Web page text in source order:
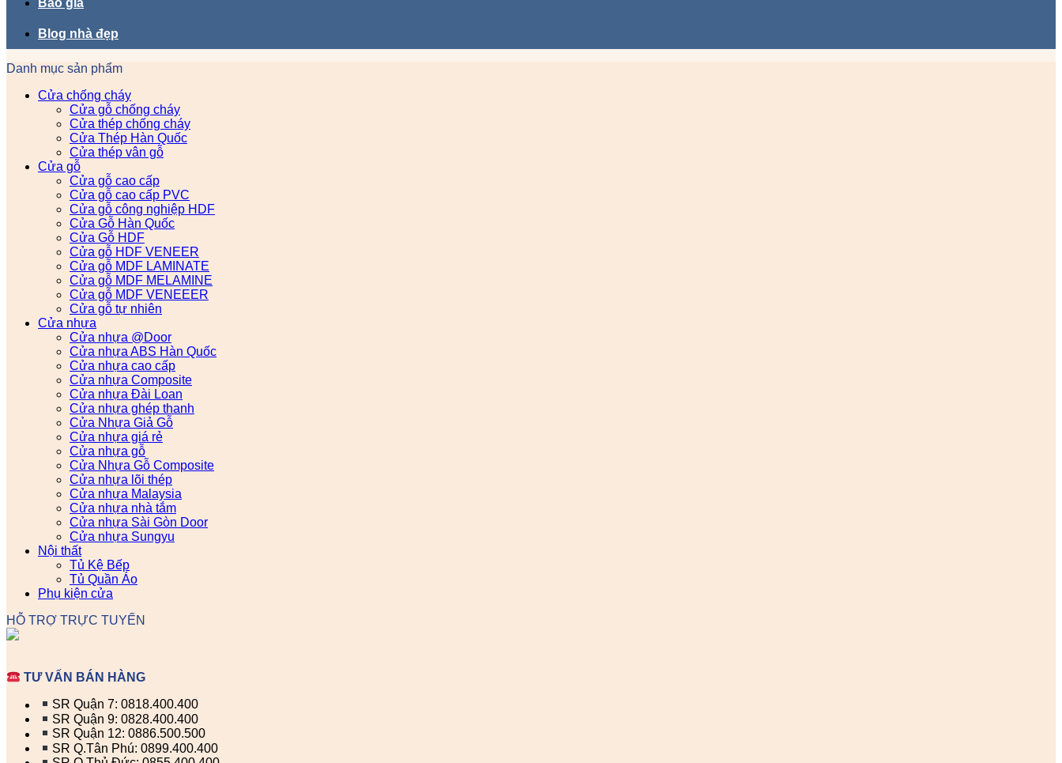
Báo giá
Blog nhà đẹp
Danh mục sản phẩm
Cửa chống cháy
Cửa gỗ chống cháy
Cửa thép chống cháy
Cửa Thép Hàn Quốc
Cửa thép vân gỗ
Cửa gỗ
Cửa gỗ cao cấp
Cửa gỗ cao cấp PVC
Cửa gỗ công nghiệp HDF
Cửa Gỗ Hàn Quốc
Cửa Gỗ HDF
Cửa gỗ HDF VENEER
Cửa gỗ MDF LAMINATE
Cửa gỗ MDF MELAMINE
Cửa gỗ MDF VENEEER
Cửa gỗ tự nhiên
Cửa nhựa
Cửa nhựa @Door
Cửa nhựa ABS Hàn Quốc
Cửa nhựa cao cấp
Cửa nhựa Composite
Cửa nhựa Đài Loan
Cửa nhựa ghép thanh
Cửa Nhựa Giả Gỗ
Cửa nhựa giá rẻ
Cửa nhựa gỗ
Cửa Nhựa Gỗ Composite
Cửa nhựa lõi thép
Cửa nhựa Malaysia
Cửa nhựa nhà tắm
Cửa nhựa Sài Gòn Door
Cửa nhựa Sungyu
Nội thất
Tủ Kệ Bếp
Tủ Quần Áo
Phụ kiện cửa
HỖ TRỢ TRỰC TUYẾN
TƯ VẤN BÁN HÀNG
SR Quận 7: 0818.400.400
SR Quận 9: 0828.400.400
SR Quận 12: 0886.500.500
SR Q.Tân Phú: 0899.400.400